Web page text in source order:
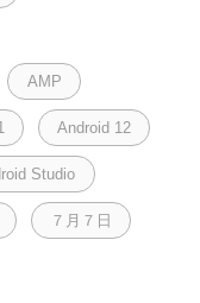
AMP
Android 12
Studio
７月７日